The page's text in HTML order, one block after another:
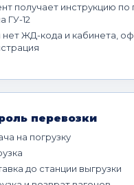
получает инструкцию по
ГУ-12
нет ЖД-кода и кабинета,
перевозки
на погрузку
до станции выгрузки